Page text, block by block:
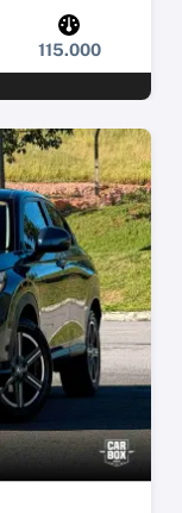
115.000